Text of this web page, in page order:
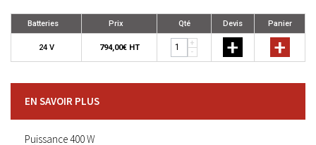
Batteries Prix Qté Devis Panier
24 V 794,00€ HT
+
-
+ +
EN SAVOIR PLUS
Puissance 400 W